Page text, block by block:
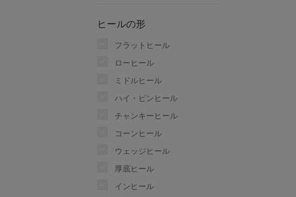
ヒールの形
フラットヒール
ローヒール
ミドルヒール
ハイ・ピンヒール
チャンキーヒール
コーンヒール
ウェッジヒール
厚底ヒール
インヒール